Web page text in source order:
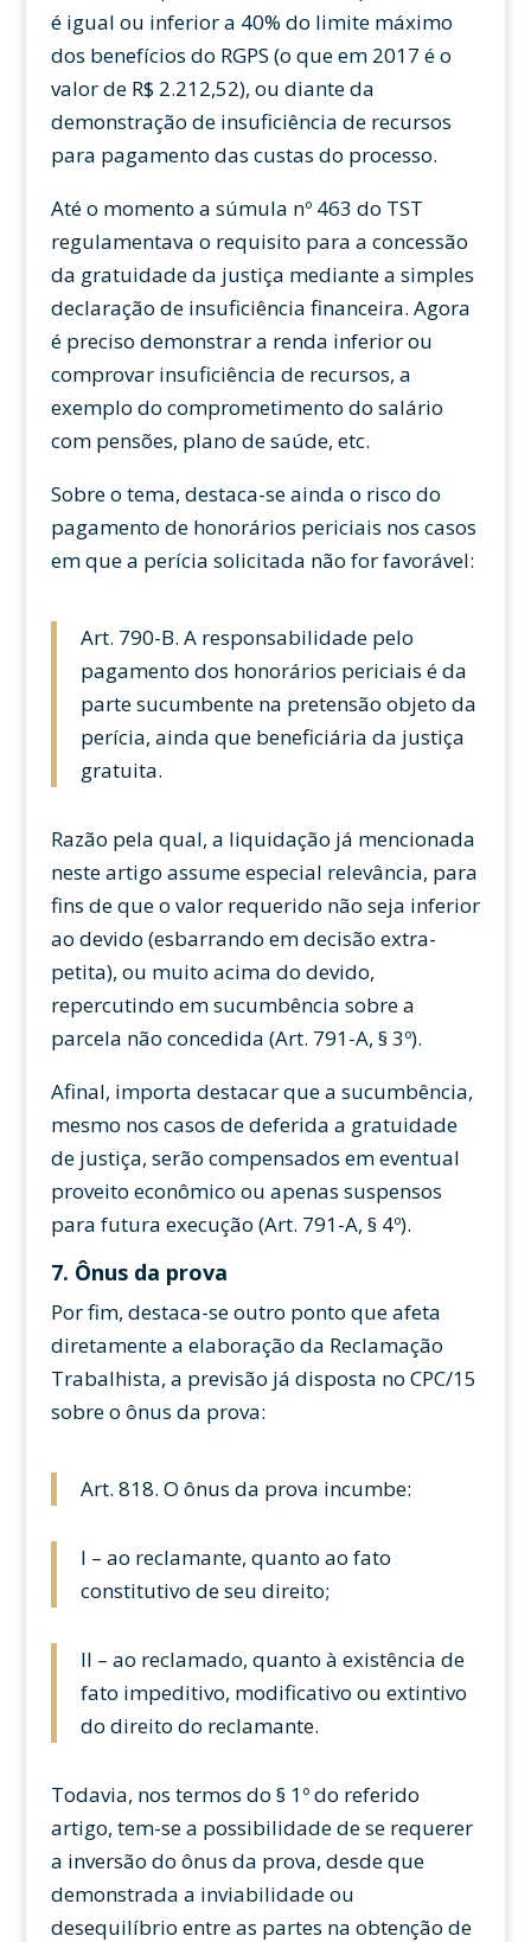
é igual ou inferior a 40% do limite máximo
dos benefícios do RGPS (o que em 2017 é o
valor de R$ 2.212,52), ou diante da
demonstração de insuficiência de recursos
para pagamento das custas do processo.
Até o momento a súmula nº 463 do TST
regulamentava o requisito para a concessão
da gratuidade da justiça mediante a simples
declaração de insuficiência financeira. Agora
é preciso demonstrar a renda inferior ou
comprovar insuficiência de recursos, a
exemplo do comprometimento do salário
com pensões, plano de saúde, etc.
Sobre o tema, destaca-se ainda o risco do
pagamento de honorários periciais nos casos
em que a perícia solicitada não for favorável:
Art. 790-B. A responsabilidade pelo
pagamento dos honorários periciais é da
parte sucumbente na pretensão objeto da
perícia, ainda que beneficiária da justiça
gratuita.
Razão pela qual, a liquidação já mencionada
neste artigo assume especial relevância, para
fins de que o valor requerido não seja inferior
ao devido (esbarrando em decisão extra-
petita), ou muito acima do devido,
repercutindo em sucumbência sobre a
parcela não concedida (Art. 791-A, § 3º).
Afinal, importa destacar que a sucumbência,
mesmo nos casos de deferida a gratuidade
de justiça, serão compensados em eventual
proveito econômico ou apenas suspensos
para futura execução (Art. 791-A, § 4º).
7. Ônus da prova
Por fim, destaca-se outro ponto que afeta
diretamente a elaboração da Reclamação
Trabalhista, a previsão já disposta no CPC/15
sobre o ônus da prova:
Art. 818. O ônus da prova incumbe:
I – ao reclamante, quanto ao fato
constitutivo de seu direito;
II – ao reclamado, quanto à existência de
fato impeditivo, modificativo ou extintivo
do direito do reclamante.
Todavia, nos termos do § 1º do referido
artigo, tem-se a possibilidade de se requerer
a inversão do ônus da prova, desde que
demonstrada a inviabilidade ou
desequilíbrio entre as partes na obtenção de